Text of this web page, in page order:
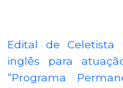
Edital de Celetista
inglês para
“Programa